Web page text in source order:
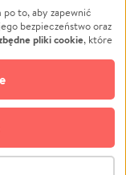
Edukacja
Podróż
Impreza
środowiska
Biznes
to, aby zapewnić
bezpieczeństwo oraz
pliki cookie, które
Możesz wyrazić
momencie masz
zgodami cookie”,
Opcjonalne pliki